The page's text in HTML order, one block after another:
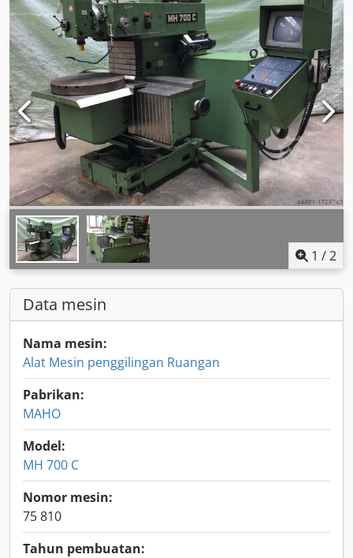
1 /2
Data mesin
Nama mesin:
Alat Mesin penggilingan Ruangan
Pabrikan:
MAHO
Model:
MH 700 C
Nomor mesin:
75 810
Tahun pembuatan: